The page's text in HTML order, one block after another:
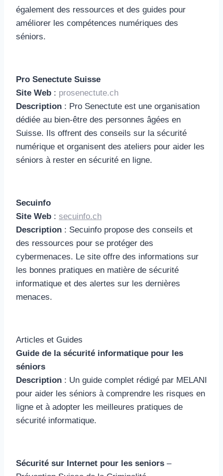
également des ressources et des guides pour
améliorer les compétences numériques des
séniors.
Pro Senectute Suisse
Site Web : prosenectute.ch
Description : Pro Senectute est une organisation
dédiée au bien-être des personnes âgées en
Suisse. Ils offrent des conseils sur la sécurité
numérique et organisent des ateliers pour aider les
séniors à rester en sécurité en ligne.
Secuinfo
Site Web : secuinfo.ch
Description : Secuinfo propose des conseils et
des ressources pour se protéger des
cybermenaces. Le site offre des informations sur
les bonnes pratiques en matière de sécurité
informatique et des alertes sur les dernières
menaces.
Articles et Guides
Guide de la sécurité informatique pour les
séniors
Description : Un guide complet rédigé par MELANI
pour aider les séniors à comprendre les risques en
ligne et à adopter les meilleures pratiques de
sécurité informatique.
Sécurité sur Internet pour les seniors –